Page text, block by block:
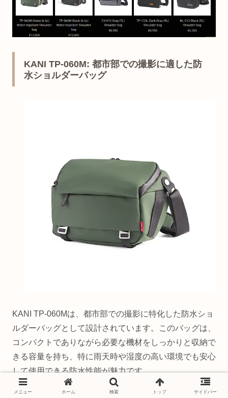
KANI TP-060M: 都市部での撮影に適した防
水ショルダーバッグ
KANI TP-060Mは、都市部での撮影に特化した防水ショ
ルダーバッグとして設計されています。このバッグは、
コンパクトでありながら必要な機材をしっかりと収納で
きる容量を持ち、特に雨天時や湿度の高い環境でも安心
して使用できる防水性能が魅力です。
メニュー ホーム 検索 トップ サイドバー